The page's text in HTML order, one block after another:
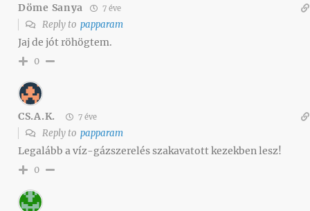
Döme Sanya 7 éve
Reply to papparam
Jaj de jót röhögtem.
0
CS.A.K. 7 éve
Reply to papparam
Legalább a víz-gázszerelés szakavatott kezekben lesz!
0